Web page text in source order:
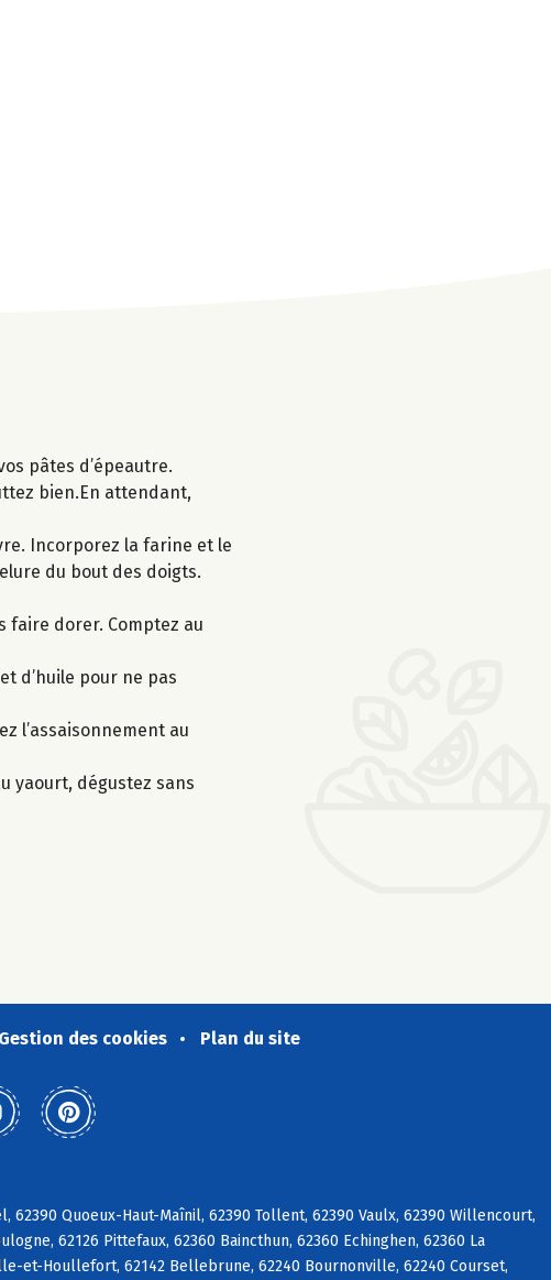
pâtes d’épeautre.
bien.En attendant,
Incorporez la farine et le
du bout des doigts.
faire dorer. Comptez au
d’huile pour ne pas
l’assaisonnement au
yaourt, dégustez sans
Gestion des cookies Plan du site
62390 Quoeux-Haut-Maînil, 62390 Tollent, 62390 Vaulx, 62390 Willencourt,
62126 Pittefaux, 62360 Baincthun, 62360 Echinghen, 62360 La
et-Houllefort, 62142 Bellebrune, 62240 Bournonville, 62240 Courset,